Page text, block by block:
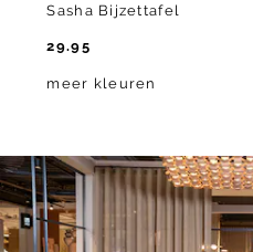
Sasha Bijzettafel
29.95
meer kleuren